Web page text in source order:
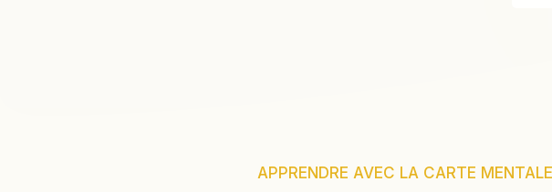
APPRENDRE AVEC LA CARTE MENTALE